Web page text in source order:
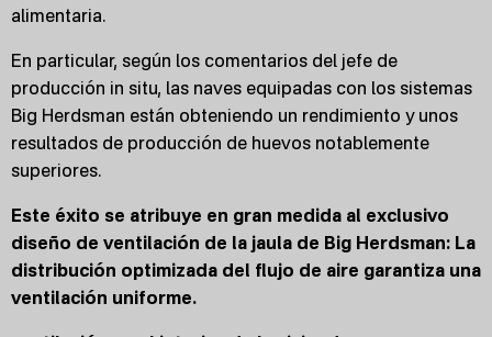
alimentaria.
En particular, según los comentarios del jefe de
producción in situ, las naves equipadas con los sistemas
Big Herdsman están obteniendo un rendimiento y unos
resultados de producción de huevos notablemente
superiores.
Este éxito se atribuye en gran medida al exclusivo
diseño de ventilación de la jaula de Big Herdsman: La
distribución optimizada del flujo de aire garantiza una
ventilación uniforme.